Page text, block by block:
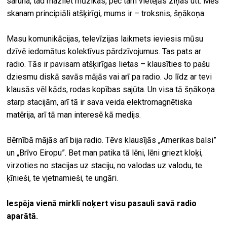
skanam principiāli atšķirīgi, mums ir – troksnis, šņākoņa.
Masu komunikācijas, televīzijas laikmets ieviesis mūsu
dzīvē iedomātus kolektīvus pārdzīvojumus. Tas pats ar
radio. Tās ir pavisam atšķirīgas lietas – klausīties to pašu
dziesmu diskā savās mājās vai arī pa radio. Jo līdz ar tevi
klausās vēl kāds, rodas kopības sajūta. Un visa tā šņākoņa
starp stacijām, arī tā ir sava veida elektromagnētiska
matērija, arī tā man interesē kā medijs.
Bērnībā mājās arī bija radio. Tēvs klausījās „Amerikas balsi”
un „Brīvo Eiropu”. Bet man patika tā lēni, lēni griezt kloķi,
virzoties no stacijas uz staciju, no valodas uz valodu, te
ķīnieši, te vjetnamieši, te ungāri.
Iespēja vienā mirklī noķert visu pasauli savā radio
aparātā.